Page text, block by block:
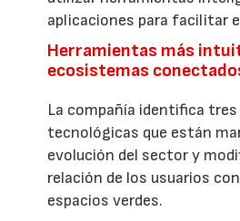
aplicaciones para facilitar
Herramientas más
ecosistemas
La compañía identifica
tecnológicas que están
evolución del sector y
relación de los usuarios
espacios verdes.